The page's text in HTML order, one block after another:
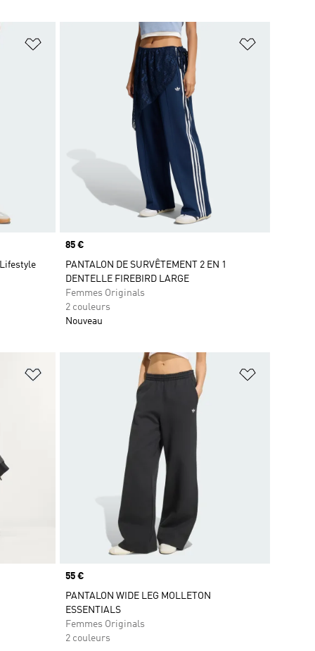
Ajouter à la Liste de produits favoris
Prix
85 €
PANTALON DE SURVÊTEMENT 2 EN 1
DENTELLE FIREBIRD LARGE
Femmes Originals
2 couleurs
Nouveau
Ajouter à la Liste de produits favoris
Prix
55 €
PANTALON WIDE LEG MOLLETON
ESSENTIALS
Femmes Originals
2 couleurs